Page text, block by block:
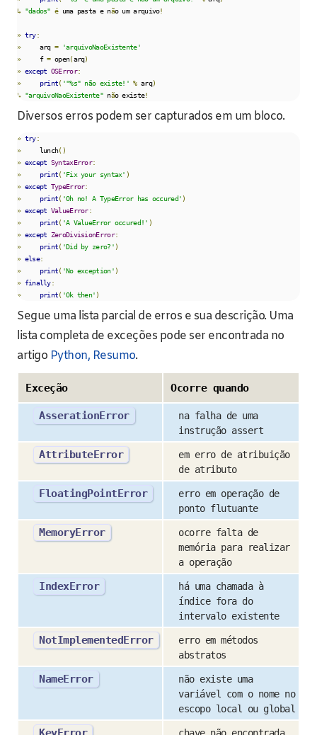
↳ "dados" é uma pasta e não um arquivo!
» try:
»
     arq
=
'arquivoNaoExistente'
»
     f
= open(arq)
» except OSError:
»
print( '"%s" não existe!' % arq)
↳ "arquivoNaoExistente" não existe!
Diversos erros podem ser capturados em um bloco.
» try:
»
     lunch
()
» except SyntaxError:
»
print( 'Fix your syntax' )
» except TypeError:
»
print( 'Oh no! A TypeError has occured' )
» except ValueError:
»
print( 'A ValueError occured!' )
» except ZeroDivisionError:
»
print( 'Did by zero?' )
» else:
»
print( 'No exception' )
» finally:
»
print( 'Ok then' )
Segue uma lista parcial de erros e sua descrição. Uma
lista completa de exceções pode ser encontrada no
artigo Python, Resumo.
Exceção Ocorre quando
AsserationError
na falha de uma
instrução assert
AttributeError
em erro de atribuição
de atributo
FloatingPointError
erro em operação de
ponto flutuante
MemoryError
ocorre falta de
memória para realizar
a operação
IndexError
há uma chamada à
índice fora do
intervalo existente
NotImplementedError
erro em métodos
abstratos
NameError
não existe uma
variável com o nome no
escopo local ou global